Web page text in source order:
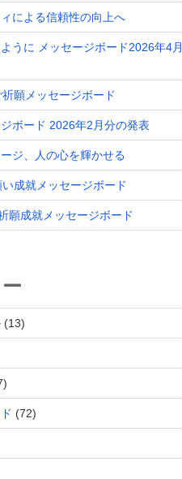
による信頼性の向上へ
うに メッセージボード2026年4月
願メッセージボード
ボード 2026年2月分の発表
ジ、人の心を輝かせる
成就メッセージボード
願成就メッセージボード
(13)
(72)